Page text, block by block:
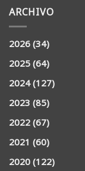
ARCHIVO
2026(34)
2025(64)
2024(127)
2023(85)
2022(67)
2021 (60)
2020(122)